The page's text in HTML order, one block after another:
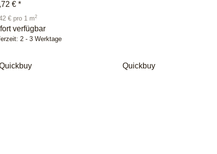
€ *
€ pro 1 m2
verfügbar
2 - 3 Werktage
Quickbuy